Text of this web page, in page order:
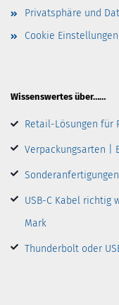
Privatsphäre und
Cookie Einstellungen
Wissenswertes über……
Retail-Lösungen für
Verpackungsarten |
Sonderanfertigungen
USB-C Kabel richtig
Mark
Thunderbolt oder